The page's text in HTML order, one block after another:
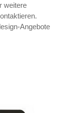
weitere
Angebote